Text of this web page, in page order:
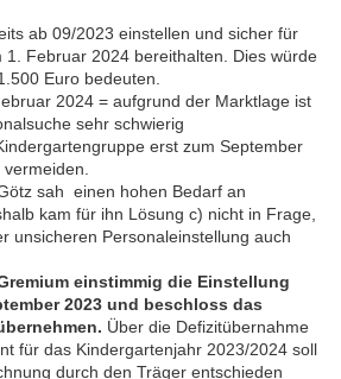
ab 09/2023 einstellen und sicher für
Februar 2024 bereithalten. Dies würde
Euro bedeuten.
2024 = aufgrund der Marktlage ist
sehr schwierig
erst zum September
sah einen hohen Bedarf an
kam für ihn Lösung c) nicht in Frage,
unsicheren Personaleinstellung auch
einstimmig die Einstellung
2023 und beschloss das
Über die Defizitübernahme
für das Kindergartenjahr 2023/2024 soll
durch den Träger entschieden